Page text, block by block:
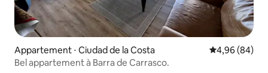
Appartement ⋅ Ciudad de la Costa Évaluation
4,96 (84)
Bel appartement à Barra de Carrasco.